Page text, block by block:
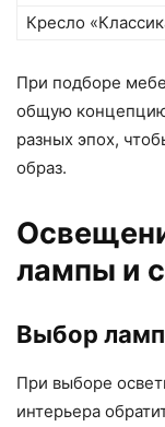
Кресло
При подборе
общую концепцию
разных эпох,
образ.
лампы и
Выбор ламп
При выборе
интерьера